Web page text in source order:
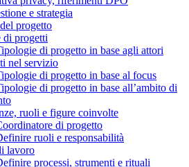
e strategia
progetto
di progetti
di progetto in base agli attori
nel servizio
di progetto in base al focus
di progetto in base all’ambito di
ruoli e figure coinvolte
di progetto
ruoli e responsabilità
lavoro
processi, strumenti e rituali